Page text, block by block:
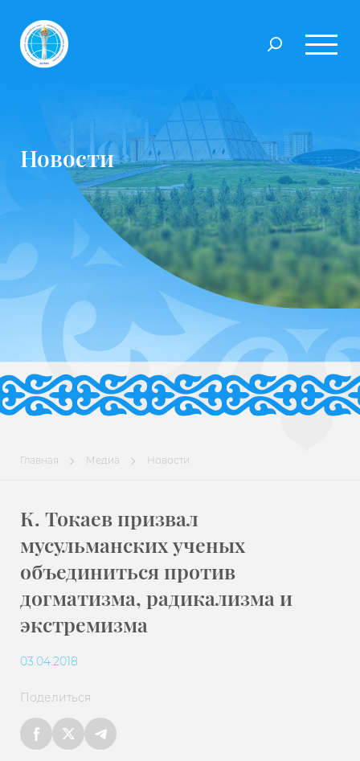
Новости
Главная Медиа Новости
К. Токаев призвал
мусульманских ученых
объединиться против
догматизма, радикализма и
экстремизма
03.04.2018
Поделиться